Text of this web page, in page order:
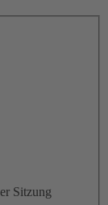
Sitzung